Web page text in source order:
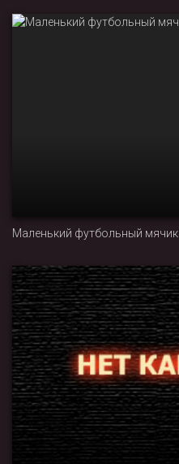
Маленький футбольный мячик